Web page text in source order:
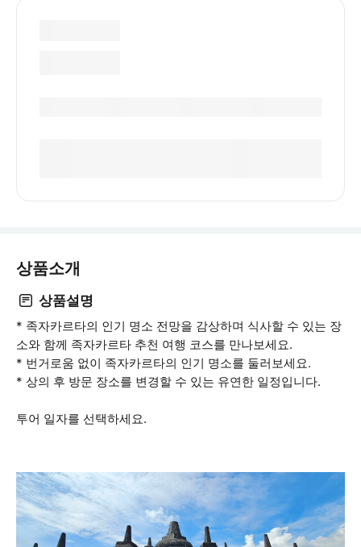
상품소개
상품설명
* 족자카르타의 인기 명소 전망을 감상하며 식사할 수 있는 장
소와 함께 족자카르타 추천 여행 코스를 만나보세요.
* 번거로움 없이 족자카르타의 인기 명소를 둘러보세요.
* 상의 후 방문 장소를 변경할 수 있는 유연한 일정입니다.
투어 일자를 선택하세요.